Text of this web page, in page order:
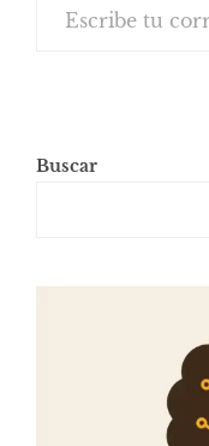
Buscar